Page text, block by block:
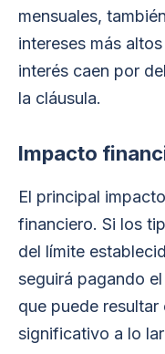
mensuales,
intereses más
interés caen por
la cláusula.
Impacto
El principal
financiero. Si los
del límite
seguirá pagando
que puede
significativo a lo